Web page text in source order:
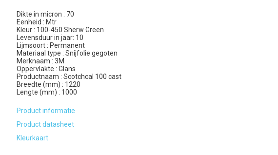
Dikte in micron : 70
Eenheid : Mtr
Kleur : 100-450 Sherw Green
Levensduur in jaar: 10
Lijmsoort : Permanent
Materiaal type : Snijfolie gegoten
Merknaam : 3M
Oppervlakte : Glans
Productnaam : Scotchcal 100 cast
Breedte (mm) : 1220
Lengte (mm) : 1000
Product informatie
Product datasheet
Kleurkaart